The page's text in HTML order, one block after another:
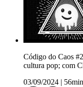
Código do Caos
cultura pop; com
03/09/2024
56min